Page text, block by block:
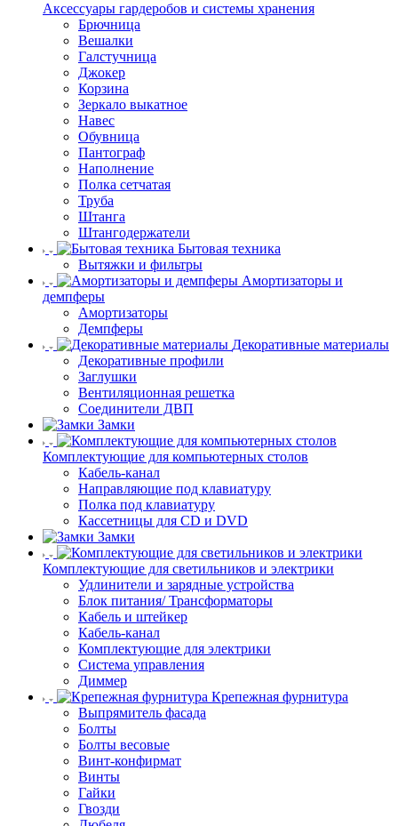
Аксессуары гардеробов и системы хранения
Брючница
Вешалки
Галстучница
Джокер
Корзина
Зеркало выкатное
Навес
Обувница
Пантограф
Наполнение
Полка сетчатая
Труба
Штанга
Штангодержатели
Бытовая техника
Вытяжки и фильтры
Амортизаторы и
демпферы
Амортизаторы
Демпферы
Декоративные материалы
Декоративные профили
Заглушки
Вентиляционная решетка
Соединители ДВП
Замки
Комплектующие для компьютерных столов
Кабель-канал
Направляющие под клавиатуру
Полка под клавиатуру
Кассетницы для CD и DVD
Замки
Комплектующие для светильников и электрики
Удлинители и зарядные устройства
Блок питания/ Трансформаторы
Кабель и штейкер
Кабель-канал
Комплектующие для электрики
Система управления
Диммер
Крепежная фурнитура
Выпрямитель фасада
Болты
Болты весовые
Винт-конфирмат
Винты
Гайки
Гвозди